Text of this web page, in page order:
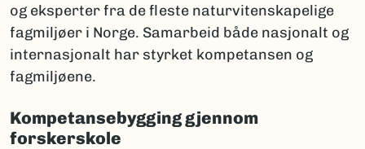
og eksperter fra de fleste naturvitenskapelige
fagmiljøer i Norge. Samarbeid både nasjonalt og
internasjonalt har styrket kompetansen og
fagmiljøene.
Kompetansebygging gjennom
forskerskole